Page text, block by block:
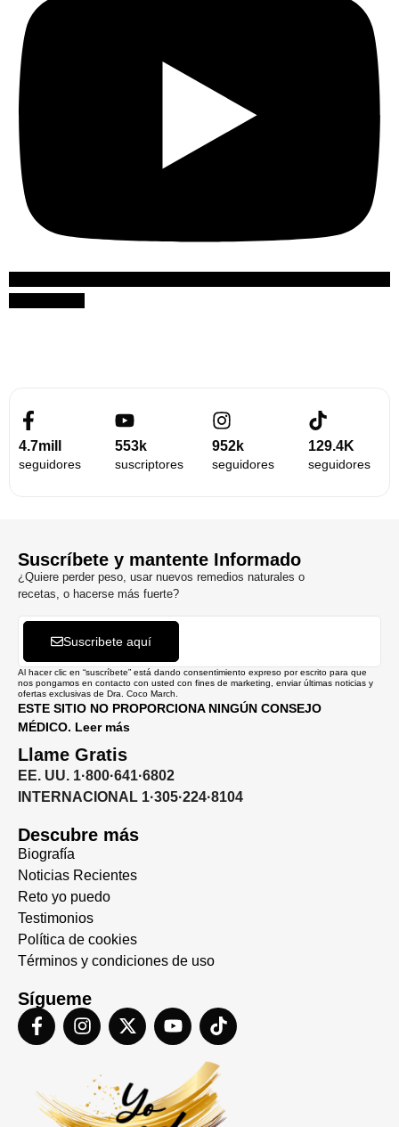
4.7mill
seguidores
553k
suscriptores
952k
seguidores
129.4K
seguidores
Suscríbete y mantente Informado
¿Quiere perder peso, usar nuevos remedios naturales o
recetas, o hacerse más fuerte?
Suscribete aquí
Al hacer clic en “suscríbete” está dando consentimiento expreso por escrito para que
nos pongamos en contacto con usted con fines de marketing, enviar últimas noticias y
ofertas exclusivas de Dra. Coco March.
ESTE SITIO NO PROPORCIONA NINGÚN CONSEJO
MÉDICO. Leer más
Llame Gratis
EE. UU. 1·800·641·6802
INTERNACIONAL 1·305·224·8104
Descubre más
Biografía
Noticias Recientes
Reto yo puedo
Testimonios
Política de cookies
Términos y condiciones de uso
Sígueme